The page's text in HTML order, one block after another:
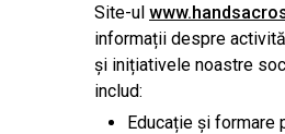
Site-ul
informații despre
și inițiativele noastre
includ:
Educație și formare